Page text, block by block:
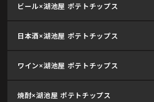
ビール×湖池屋 ポテトチップス
日本酒×湖池屋 ポテトチップス
ワイン×湖池屋 ポテトチップス
焼酎×湖池屋 ポテトチップス